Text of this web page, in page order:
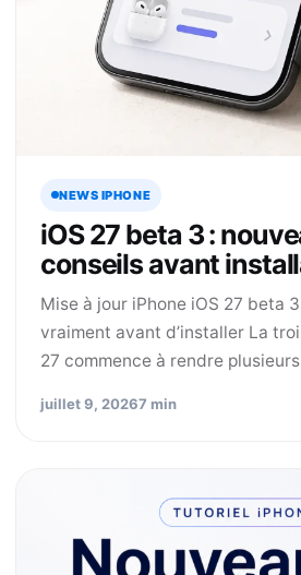
NEWS IPHONE
iOS 27 beta 3 :
conseils avant
Mise à jour iPhone iOS 27 beta
vraiment avant d’installer La
27 commence à rendre
juillet 9, 20267 min